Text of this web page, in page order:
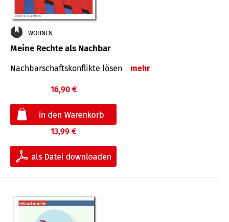
WOHNEN
Meine Rechte als Nachbar
Nach­bar­schafts­konflikte lösen mehr
16,90 €
13,99 €